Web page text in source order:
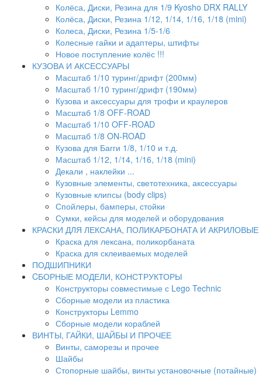
Колёса, Диски, Резина для 1/9 Kyosho DRX RALLY
Колёса, Диски, Резина 1/12, 1/14, 1/16, 1/18 (mini)
Колеса, Диски, Резина 1/5-1/6
Колесные гайки и адаптеры, штифты
Новое поступление колёс !!!
КУЗОВА И АКСЕССУАРЫ
Масштаб 1/10 туринг/дрифт (200мм)
Масштаб 1/10 туринг/дрифт (190мм)
Кузова и аксессуары для трофи и краулеров
Масштаб 1/8 OFF-ROAD
Масштаб 1/10 OFF-ROAD
Масштаб 1/8 ON-ROAD
Кузова для Багги 1/8, 1/10 и т.д.
Масштаб 1/12, 1/14, 1/16, 1/18 (mini)
Декали , наклейки ...
Кузовные элементы, светотехника, аксессуары
Кузовные клипсы (body clips)
Спойлеры, бамперы, стойки
Сумки, кейсы для моделей и оборудования
КРАСКИ ДЛЯ ЛЕКСАНА, ПОЛИКАРБОНАТА И АКРИЛОВЫЕ
Краска для лексана, поликорбаната
Краска для склеиваемых моделей
ПОДШИПНИКИ
CБОРНЫЕ МОДЕЛИ, КОНСТРУКТОРЫ
Конструкторы совместимые с Lego Technic
Сборные модели из пластика
Конструкторы Lemmo
Сборные модели кораблей
ВИНТЫ, ГАЙКИ, ШАЙБЫ И ПРОЧЕЕ
Винты, саморезы и прочее
Шайбы
Стопорные шайбы, винты установочные (потайные)